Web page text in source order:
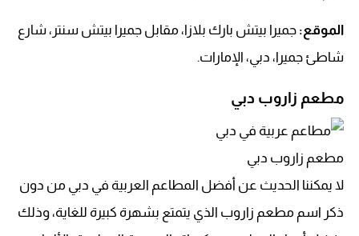
الموقع: جميرا بيتش بارك بلازا، مقابل جميرا بيتش سنتر، شارع
شاطئ جميرا، دبي، الإمارات.
مطعم زاروب دبي
مطعم زاروب دبي
لا يمكننا الحديث عن أفضل المطاعم العربية في دبي من دون
ذكر اسم مطعم زاروب الذي يتمتع بشهرة كبيرة للغاية، وذلك